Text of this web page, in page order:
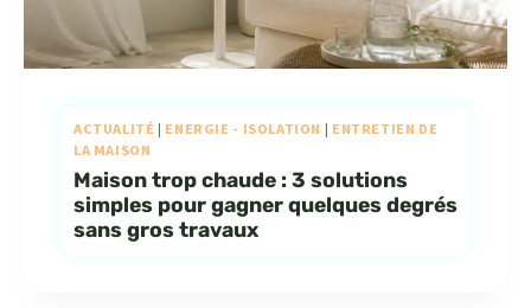
ACTUALITÉ | ENERGIE - ISOLATION | ENTRETIEN DE
LA MAISON
Maison trop chaude : 3 solutions
simples pour gagner quelques degrés
sans gros travaux